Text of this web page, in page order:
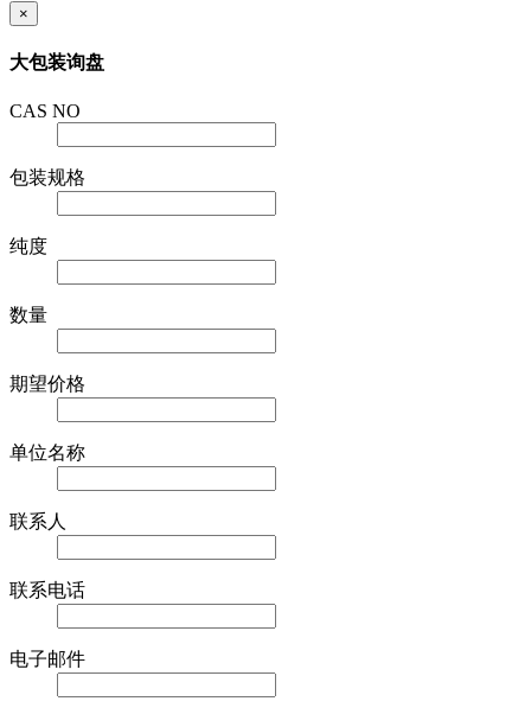
×
大包装询盘
CAS NO
包装规格
纯度
数量
期望价格
单位名称
联系人
联系电话
电子邮件